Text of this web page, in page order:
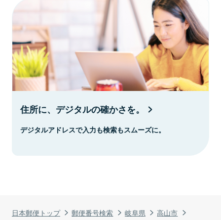
日本郵便トップ 郵便番号検索 岐阜県
高山市
住所に、デジタルの確かさを。
デジタルアドレスで入力も検索もスムーズに。